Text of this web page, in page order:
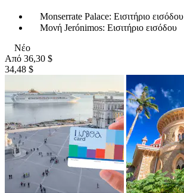
Monserrate Palace: Εισιτήριο εισόδου
Μονή Jerónimos: Εισιτήριο εισόδου
Νέο
Από 36,30 $
34,48 $